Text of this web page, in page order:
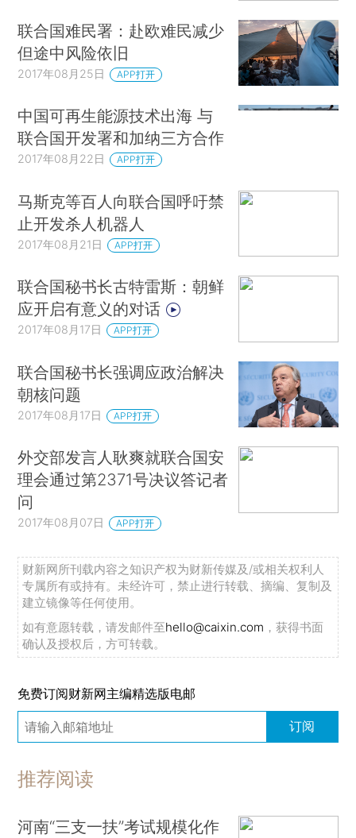
联合国难民署：赴欧难民减少
但途中风险依旧
2017年08月25日 APP打开
中国可再生能源技术出海 与
联合国开发署和加纳三方合作
2017年08月22日 APP打开
马斯克等百人向联合国呼吁禁
止开发杀人机器人
2017年08月21日 APP打开
联合国秘书长古特雷斯：朝鲜
应开启有意义的对话
2017年08月17日 APP打开
联合国秘书长强调应政治解决
朝核问题
2017年08月17日 APP打开
外交部发言人耿爽就联合国安
理会通过第2371号决议答记者
问
2017年08月07日 APP打开
财新网所刊载内容之知识产权为财新传媒及/或相关权利人
专属所有或持有。未经许可，禁止进行转载、摘编、复制及
建立镜像等任何使用。
如有意愿转载，请发邮件至hello@caixin.com ，获得书面
确认及授权后，方可转载。
免费订阅财新网主编精选版电邮
订阅
推荐阅读
河南“三支一扶”考试规模化作